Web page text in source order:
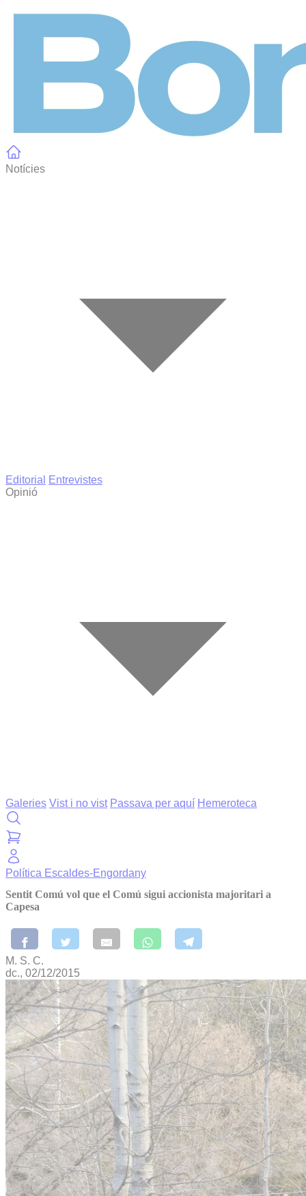
Notícies
Editorial
Entrevistes
Opinió
Galeries Vist i no vist Passava per aquí Hemeroteca
Política Escaldes-Engordany
Sentit Comú vol que el Comú sigui accionista majoritari a
Capesa
M. S. C.
dc., 02/12/2015